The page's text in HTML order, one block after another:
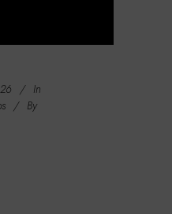
In
By